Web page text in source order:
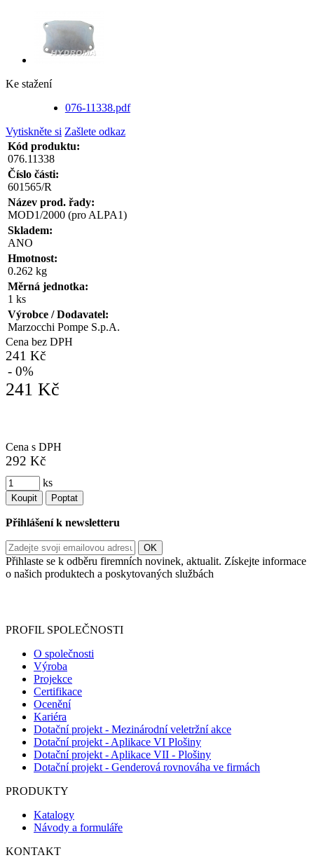
Ke stažení
076-11338.pdf
Vytiskněte si Zašlete odkaz
Kód produktu:
076.11338
Číslo části:
601565/R
Název prod. řady:
MOD1/2000 (pro ALPA1)
Skladem:
ANO
Hmotnost:
0.262 kg
Měrná jednotka:
1 ks
Výrobce / Dodavatel:
Marzocchi Pompe S.p.A.
Cena bez DPH
241 Kč
- 0%
241 Kč
Cena s DPH
292 Kč
ks
Koupit Poptat
Přihlášení k newsletteru
Přihlaste se k odběru firemních novinek, aktualit. Získejte informace
o našich produktech a poskytovaných službách
PROFIL SPOLEČNOSTI
O společnosti
Výroba
Projekce
Certifikace
Ocenění
Kariéra
Dotační projekt - Mezinárodní veletržní akce
Dotační projekt - Aplikace VI Plošiny
Dotační projekt - Aplikace VII - Plošiny
Dotační projekt - Genderová rovnováha ve firmách
PRODUKTY
Katalogy
Návody a formuláře
KONTAKT